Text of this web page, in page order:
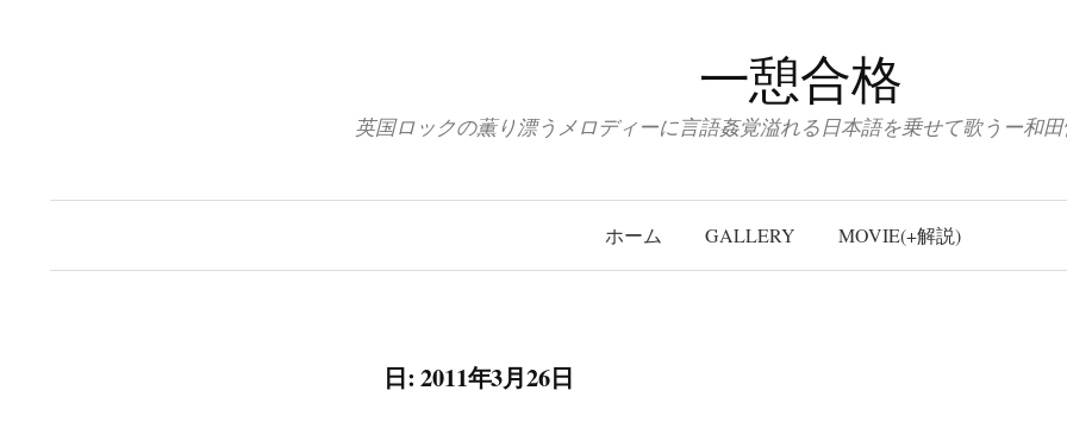
一憩合格
英国ロックの薫り漂うメロディーに言語姦覚溢れる日本語を乗せて歌うー和田
ホーム GALLERY MOVIE(+解説)
日: 2011年3月26日